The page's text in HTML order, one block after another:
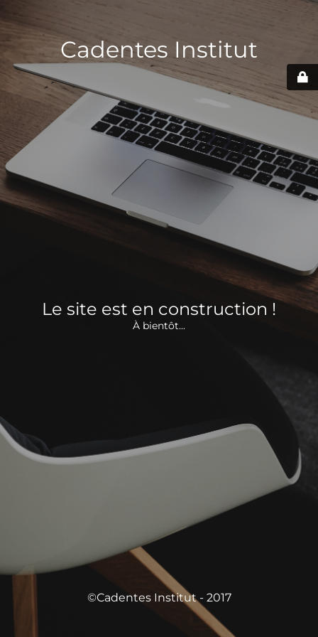
Cadentes Institut
Le site est en construction !
À bientôt...
©Cadentes Institut - 2017